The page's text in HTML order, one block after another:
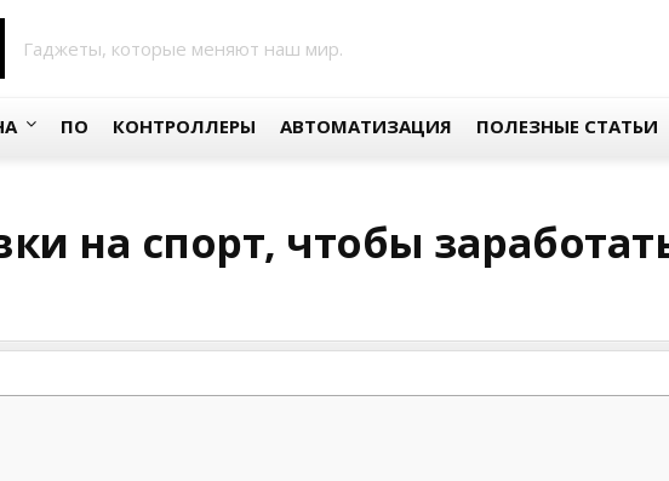
Гаджеты, которые меняют наш мир.
ПО КОНТРОЛЛЕРЫ АВТОМАТИЗАЦИЯ ПОЛЕЗНЫЕ СТАТЬИ
на спорт, чтобы